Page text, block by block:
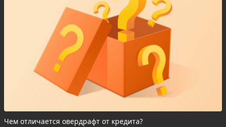
Чем отличается овердрафт от кредита?